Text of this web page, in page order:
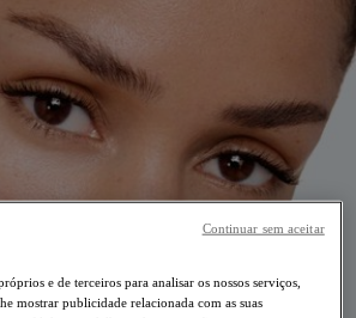
e de terceiros para analisar os nossos serviços,
mostrar publicidade relacionada com as suas
Continuar sem aceitar